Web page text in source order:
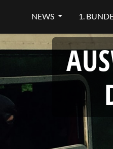
NEWS 1.